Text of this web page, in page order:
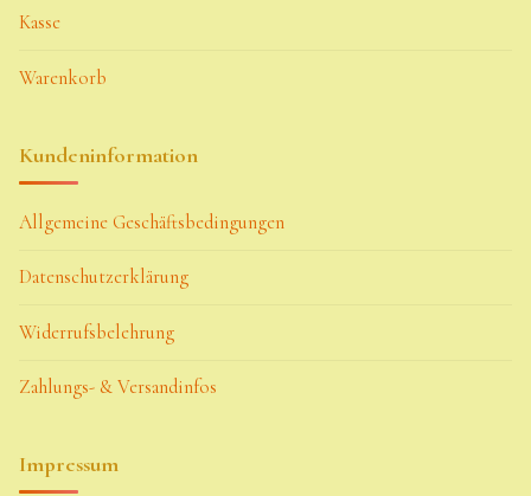
Kasse
Warenkorb
Kundeninformation
Allgemeine Geschäftsbedingungen
Datenschutzerklärung
Widerrufsbelehrung
Zahlungs- & Versandinfos
Impressum